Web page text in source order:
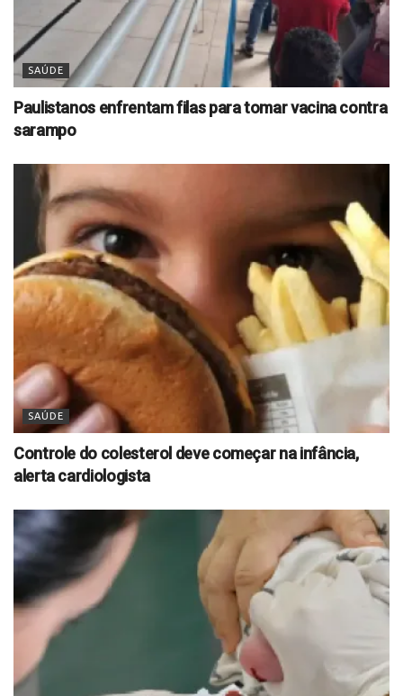
SAÚDE
Paulistanos enfrentam filas para tomar vacina contra
sarampo
SAÚDE
Controle do colesterol deve começar na infância,
alerta cardiologista